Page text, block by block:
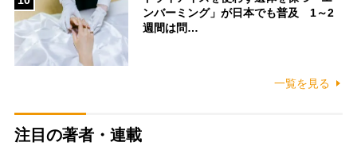
ンバーミング」が日本でも普及 1～2
週間は問…
一覧を見る
注目の著者・連載